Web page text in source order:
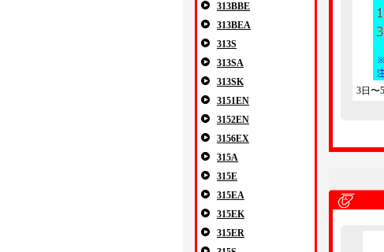
313BBE
313BEA
313S
313SA
313SK
3151EN
3152EN
3156EX
315A
315E
315EA
315EK
315ER
3日〜